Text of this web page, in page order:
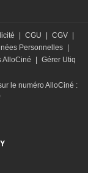
| CGU | CGV |
Personnelles |
AlloCiné | Gérer Utiq
le numéro AlloCiné :